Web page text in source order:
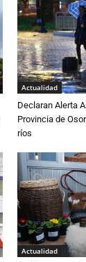
Actualidad
Declaran Alerta
Provincia de
ríos
Actualidad